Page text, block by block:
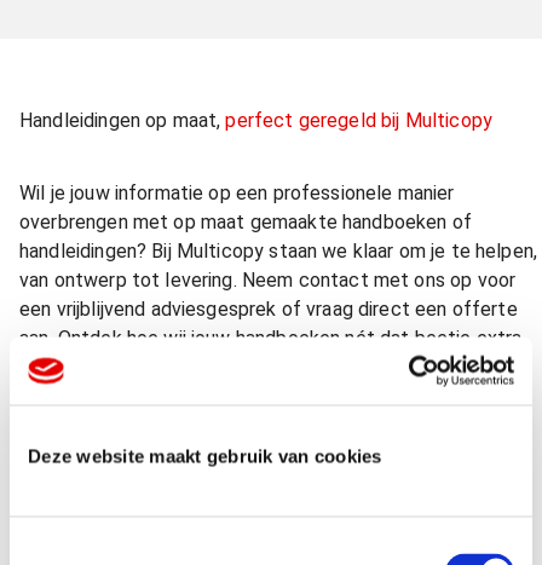
Deze website maakt gebruik van cookies
Handleidingen op maat,perfect geregeld bij Multicopy
Wil je jouw informatie op een professionele manier
overbrengen met op maat gemaakte handboeken of
handleidingen? Bij Multicopy staan we klaar om je te helpen,
van ontwerp tot levering. Neem contact met ons op voor
een vrijblijvend adviesgesprek of vraag direct een offerte
aan. Ontdek hoe wij jouw handboeken nét dat beetje extra
kunnen geven!